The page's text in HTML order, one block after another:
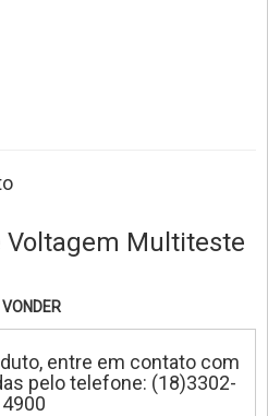
Voltagem Multiteste
VONDER
entre em contato com
pelo telefone: (18)3302-
4900